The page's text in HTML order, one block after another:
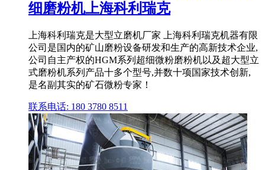
细磨粉机上海科利瑞克
上海科利瑞克是大型立磨机厂家 上海科利瑞克机器有限
公司是国内的矿山磨粉设备研发和生产的高新技术企业,
公司自主产权的HGM系列超细微粉磨粉机以及超大型立
式磨粉机系列产品十多个型号,并数十项国家技术创新,
是名副其实的矿石微粉专家！
联系电话: 180 3780 8511